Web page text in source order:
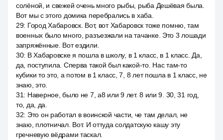
солёной, и свежей очень много рыбы, рыба Дешёвая была.
Вот мы с этого домика перебрались в хаба.
29: Город Хабаровск. Вот, вот Хабаровск тоже помню, там
военных было много, разъезжали на тачанке. Это 3 лошади
запряжённые. Вот ездили.
30: В Хабаровске я пошла в школу, в 1 класс, в 1 класс. Да,
да, поступила. Сперва такой был какой-то. Нас там-то
кубики то это, а потом в 1 класс, 7, 8 лет пошла в 1 класс, не
знаю, это.
31: Наверное, было не 7, a8 или 9 лет. 8 или 9. 30, 31 год,
то, да, да.
32: Это он работал в воинской части, че там делал, не
знаю, плотничал. Вот. И оттуда солдатскую кашу эту
гречневую вёдрами таскал.